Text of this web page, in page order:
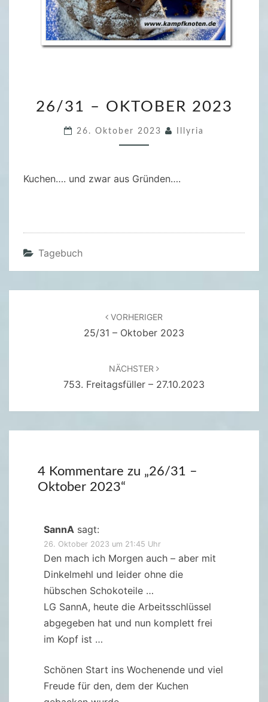
6
/
3
–
E
R
0
2
26/31 – OKTOBER 2023
26. Oktober 2023 Illyria
Kuchen…. und zwar aus Gründen….
Tagebuch
VORHERIGER
25/31 – Oktober 2023
NÄCHSTER
753. Freitagsfüller – 27.10.2023
4 Kommentare zu „26/31 –
Oktober 2023“
SannA sagt:
26. Oktober 2023 um 21:45 Uhr
Den mach ich Morgen auch – aber mit
Dinkelmehl und leider ohne die
hübschen Schokoteile …
LG SannA, heute die Arbeitsschlüssel
abgegeben hat und nun komplett frei
im Kopf ist …
Schönen Start ins Wochenende und viel
Freude für den, dem der Kuchen